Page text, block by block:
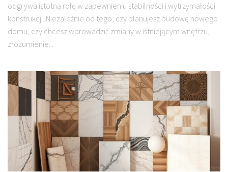
odgrywa istotną rolę w zapewnieniu stabilności i wytrzymałości
konstrukcji. Niezależnie od tego, czy planujesz budowę nowego
domu, czy chcesz wprowadzić zmiany w istniejącym wnętrzu,
zrozumienie...